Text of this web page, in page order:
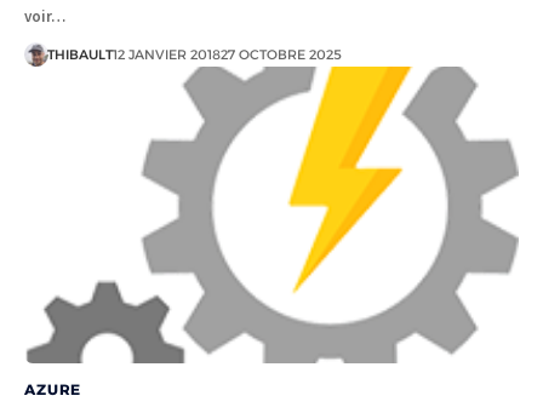
voir…
THIBAULT12 JANVIER 201827 OCTOBRE 2025
AZURE